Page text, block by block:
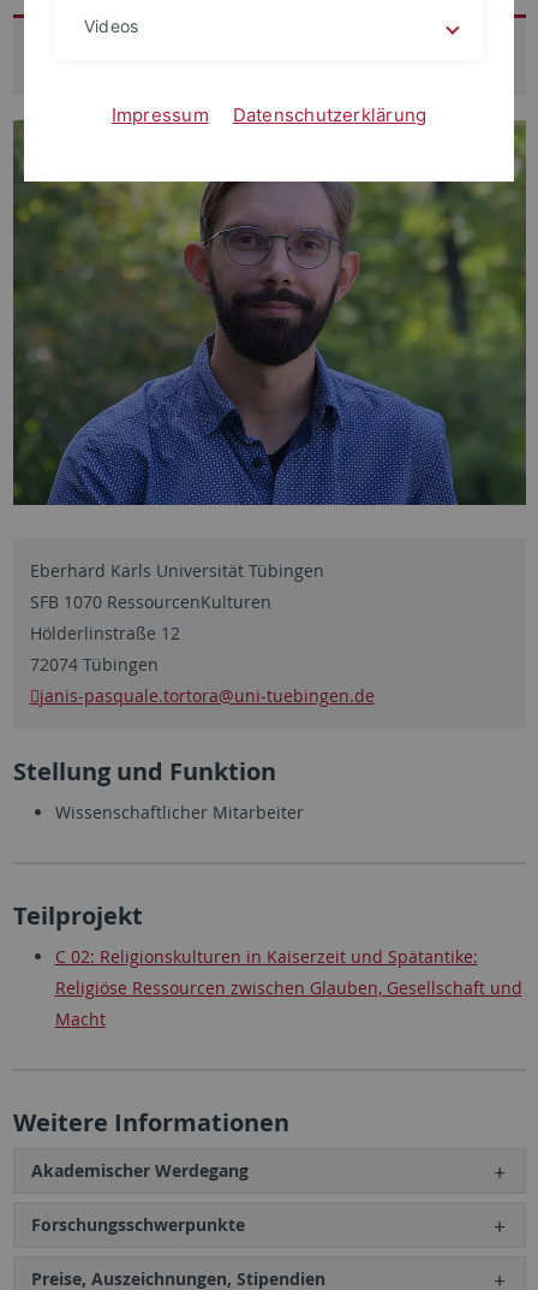
Eberhard Karls Universität Tübingen
SFB 1070 RessourcenKulturen
Hölderlinstraße 12
72074 Tübingen
janis-pasquale.tortora@uni-tuebingen.de
Stellung und Funktion
Wissenschaftlicher Mitarbeiter
Teilprojekt
C 02: Religionskulturen in Kaiserzeit und Spätantike:
Religiöse Ressourcen zwischen Glauben, Gesellschaft und
Macht
Weitere Informationen
Akademischer Werdegang
Forschungsschwerpunkte
Preise, Auszeichnungen, Stipendien
Videos
Impressum Datenschutzerklärung